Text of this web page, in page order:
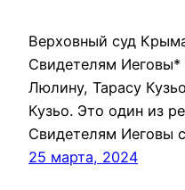
Верховный суд
Свидетелям
Люлину, Тарасу
Кузьо. Это один из
Свидетелям Иеговы
25 марта, 2024